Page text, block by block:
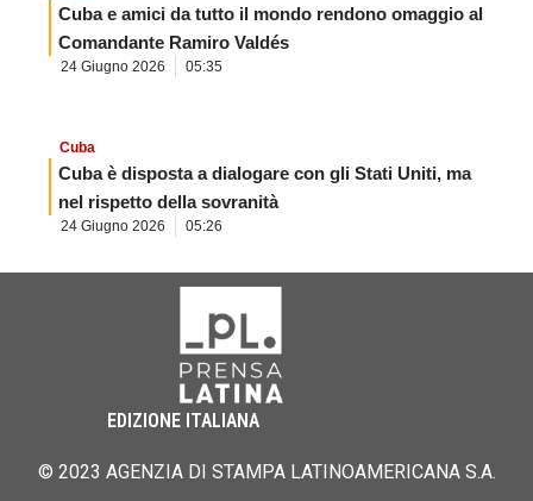
Cuba e amici da tutto il mondo rendono omaggio al
Comandante Ramiro Valdés
24 Giugno 2026 05:35
Cuba
Cuba è disposta a dialogare con gli Stati Uniti, ma
nel rispetto della sovranità
24 Giugno 2026 05:26
EDIZIONE ITALIANA
© 2023 AGENZIA DI STAMPA LATINOAMERICANA S.A.